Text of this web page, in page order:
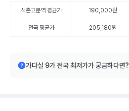
석촌고분역평균가 190,000원
전국 평균가 205,180원
가다실 9가 전국 최저가가 궁금하다면?